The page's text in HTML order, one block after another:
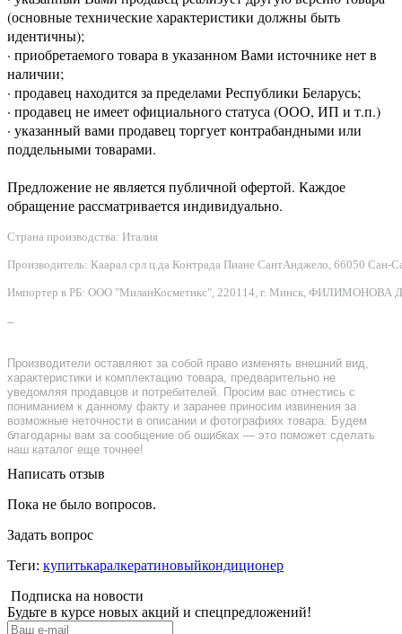
(основные технические характеристики должны быть
идентичны);
· приобретаемого товара в указанном Вами источнике нет в
наличии;
· продавец находится за пределами Республики Беларусь;
· продавец не имеет официального статуса (ООО, ИП и т.п.)
· указанный вами продавец торгует контрабандными или
поддельными товарами.
Предложение не является публичной офертой. Каждое
обращение рассматривается индивидуально.
Страна производства: Италия
Производитель: Каарал срл ц.да Контрада Пиане СантАнджело, 66050 Сан-
Импортер в РБ: ООО "МиланКосметикс", 220114, г. Минск, ФИЛИМОНОВА
–
Производители оставляют за собой право изменять внешний вид,
характеристики и комплектацию товара, предварительно не
уведомляя продавцов и потребителей. Просим вас отнестись с
пониманием к данному факту и заранее приносим извинения за
возможные неточности в описании и фотографиях товара. Будем
благодарны вам за сообщение об ошибках — это поможет сделать
наш каталог еще точнее!
Написать отзыв
Пока не было вопросов.
Задать вопрос
Теги: купитькаралкератиновыйкондиционер
Подписка на новости
Будьте в курсе новых акций и спецпредложений!